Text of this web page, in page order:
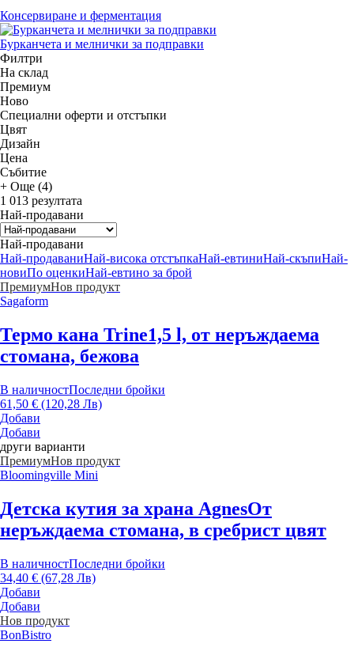
Консервиране и ферментация
Бурканчета и мелнички за подправки
Филтри
На склад
Премиум
Новo
Специални оферти и отстъпки
Цвят
Дизайн
Цена
Събитие
+ Още (4)
1 013 резултата
Най-продавани
Най-продавани
Най-продаваниНай-висока отстъпкаНай-евтиниНай-скъпиНай-
новиПо оценкиНай-евтино за брой
ПремиумНов продукт
Sagaform
Термо кана Trine1,5 l, от неръждаема
стомана, бежова
В наличностПоследни бройки
61,50 € (120,28 Лв)
Добави
Добави
други варианти
ПремиумНов продукт
Bloomingville Mini
Детска кутия за храна AgnesОт
неръждаема стомана, в сребрист цвят
В наличностПоследни бройки
34,40 € (67,28 Лв)
Добави
Добави
Нов продукт
BonBistro